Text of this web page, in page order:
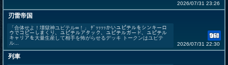
2026/07/31 23:26
刃雷帝国
「合体せよ！壊獄神ユピテル∞！」 ﾃﾞｯｯｯｯかいユピテルをシンキーロ
ウでコピーしまくり、ユピテルアタック、ユピテルガード、ユピテル
キャリアを大量生産して相手を怖がらせるデッキ トークンはユピテ
ル...
2026/07/31 22:30
列車